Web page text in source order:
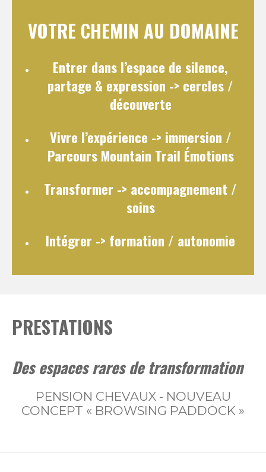
VOTRE CHEMIN AU DOMAINE
Entrer dans l’espace de silence,
partage & expression -> cercles /
découverte
Vivre l’expérience -> immersion /
Parcours Mountain Trail Émotions
Transformer -> accompagnement /
soins
Intégrer -> formation / autonomie
PRESTATIONS
Des espaces rares de transformation
PENSION CHEVAUX - NOUVEAU
CONCEPT « BROWSING PADDOCK »